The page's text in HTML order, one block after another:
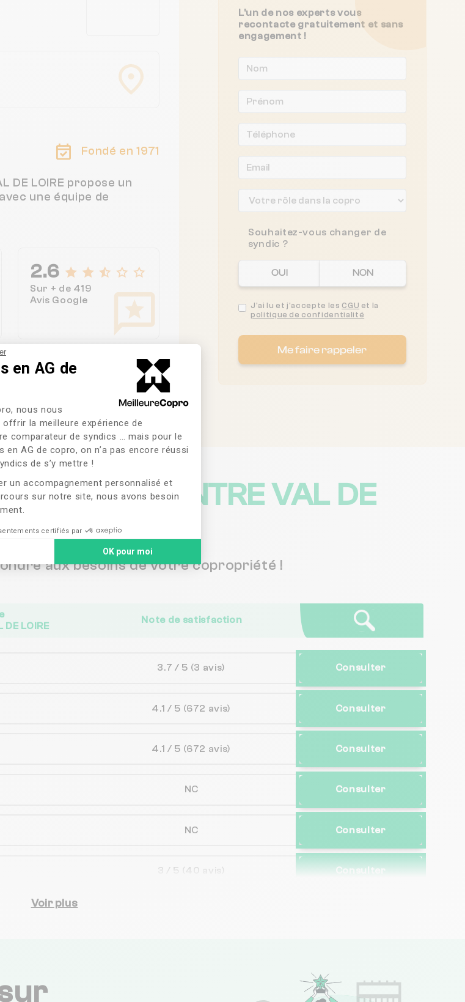
en AG de
Gestion du Consentement : Personnalisez vos Options
nous nous
la meilleure expérience de
comparateur de syndics … mais pour le
AG de copro, on n’a pas encore réussi
de s’y mettre !
un accompagnement personnalisé et
sur notre site, nous avons besoin
certifiés par
OK pour moi
Axeptio consent
Fondé en 1971
DE LOIRE propose un
une équipe de
2.6
Sur + de 419
Avis Google
L'un de nos experts vous
recontacte gratuitement et sans
engagement !
Souhaitez-vous changer de
syndic ?
OUI NON
J'ai lu et j'accepte les CGU et la
politique de confidentialité
Me faire rappeler
FONCIA CENTRE VAL DE
aux besoins de votre copropriété !
DE LOIRE
Note de satisfaction
3.7 / 5 (3 avis) Consulter
4.1 / 5 (672 avis) Consulter
4.1 / 5 (672 avis) Consulter
NC Consulter
NC Consulter
3 / 5 (40 avis) Consulter
Consulter
Voir plus